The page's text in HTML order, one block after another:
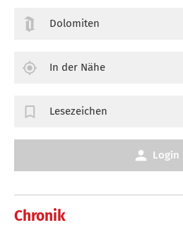
Chronik
Dolomiten
In der Nähe
Lesezeichen
Login